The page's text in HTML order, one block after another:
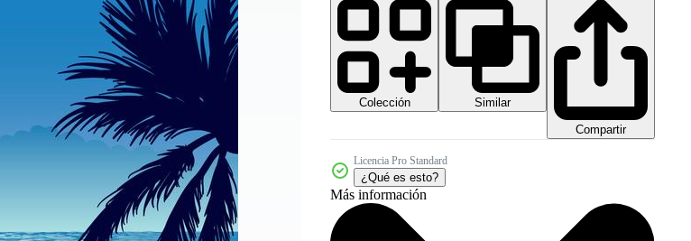
Colección
Similar
Compartir
Licencia Pro Standard
¿Qué es esto?
Más información